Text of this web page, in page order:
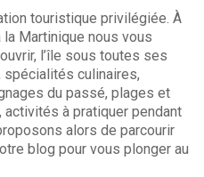
touristique privilégiée. À
Martinique nous vous
l’île sous toutes ses
spécialités culinaires,
du passé, plages et
à pratiquer pendant
alors de parcourir
blog pour vous plonger au